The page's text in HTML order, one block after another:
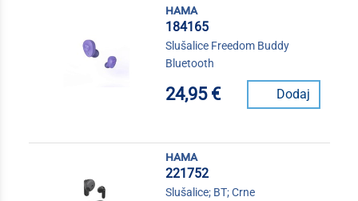
hama
184165
Slušalice Freedom Buddy
Bluetooth
24,95 € Dodaj
hama
221752
Slušalice; BT; Crne